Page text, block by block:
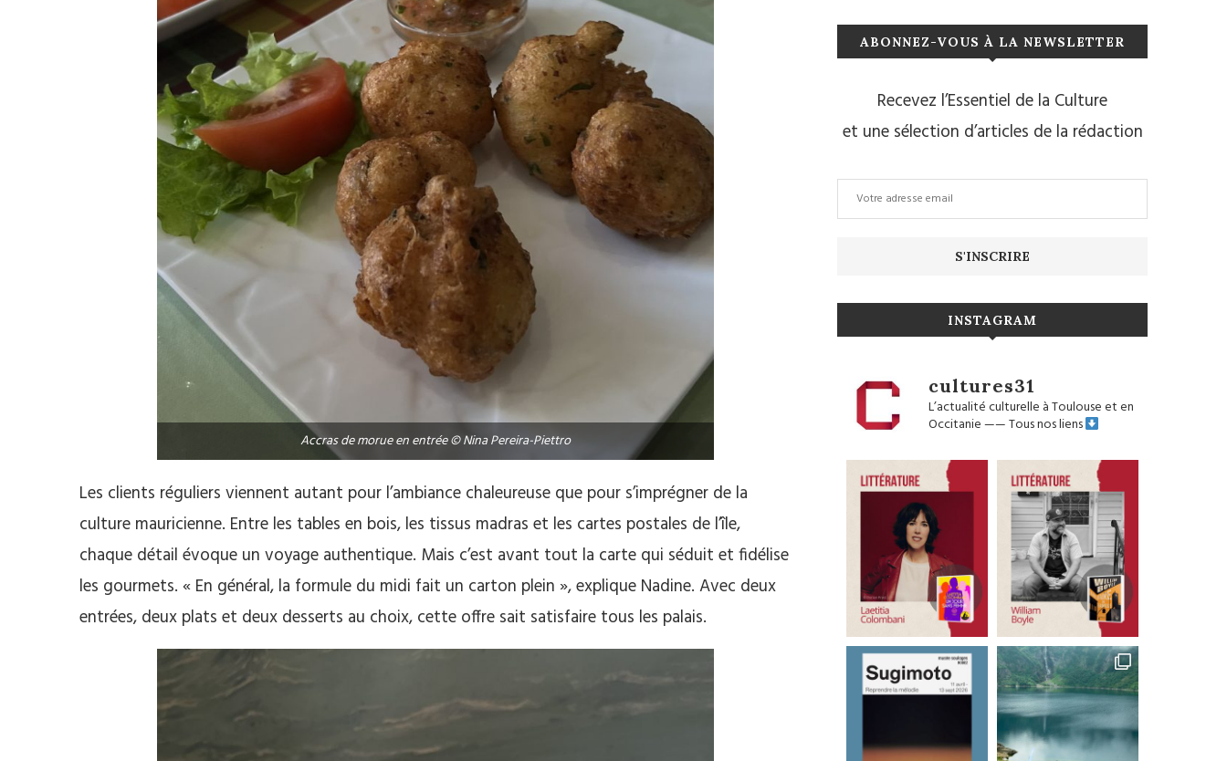
Accras de morue en entrée © Nina Pereira-Piettro
Les clients réguliers viennent autant pour l’ambiance chaleureuse que pour s’imprégner de la
culture mauricienne. Entre les tables en bois, les tissus madras et les cartes postales de l’île,
chaque détail évoque un voyage authentique. Mais c’est avant tout la carte qui séduit et fidélise
les gourmets. « En général, la formule du midi fait un carton plein », explique Nadine. Avec deux
entrées, deux plats et deux desserts au choix, cette offre sait satisfaire tous les palais.
ABONNEZ-VOUS À LA NEWSLETTER
Recevez l’Essentiel de la Culture
et une sélection d’articles de la rédaction
INSTAGRAM
cultures31
L’actualité culturelle à Toulouse et en
Occitanie——Tous nos liens